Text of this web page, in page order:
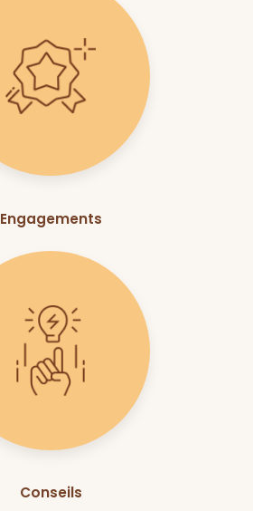
Engagements
Conseils